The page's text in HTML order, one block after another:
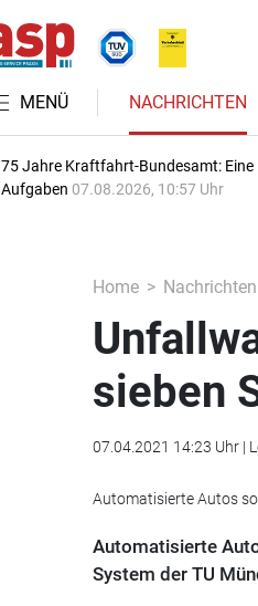
MENÜ NACHRICHTEN
75 Jahre Kraftfahrt-Bundesamt: Eine
Aufgaben 07.08.2026, 10:57 Uhr
Home Nachrichten
sieben
07.04.2021 14:23 Uhr |
Automatisierte Autos
Automatisierte
System der TU